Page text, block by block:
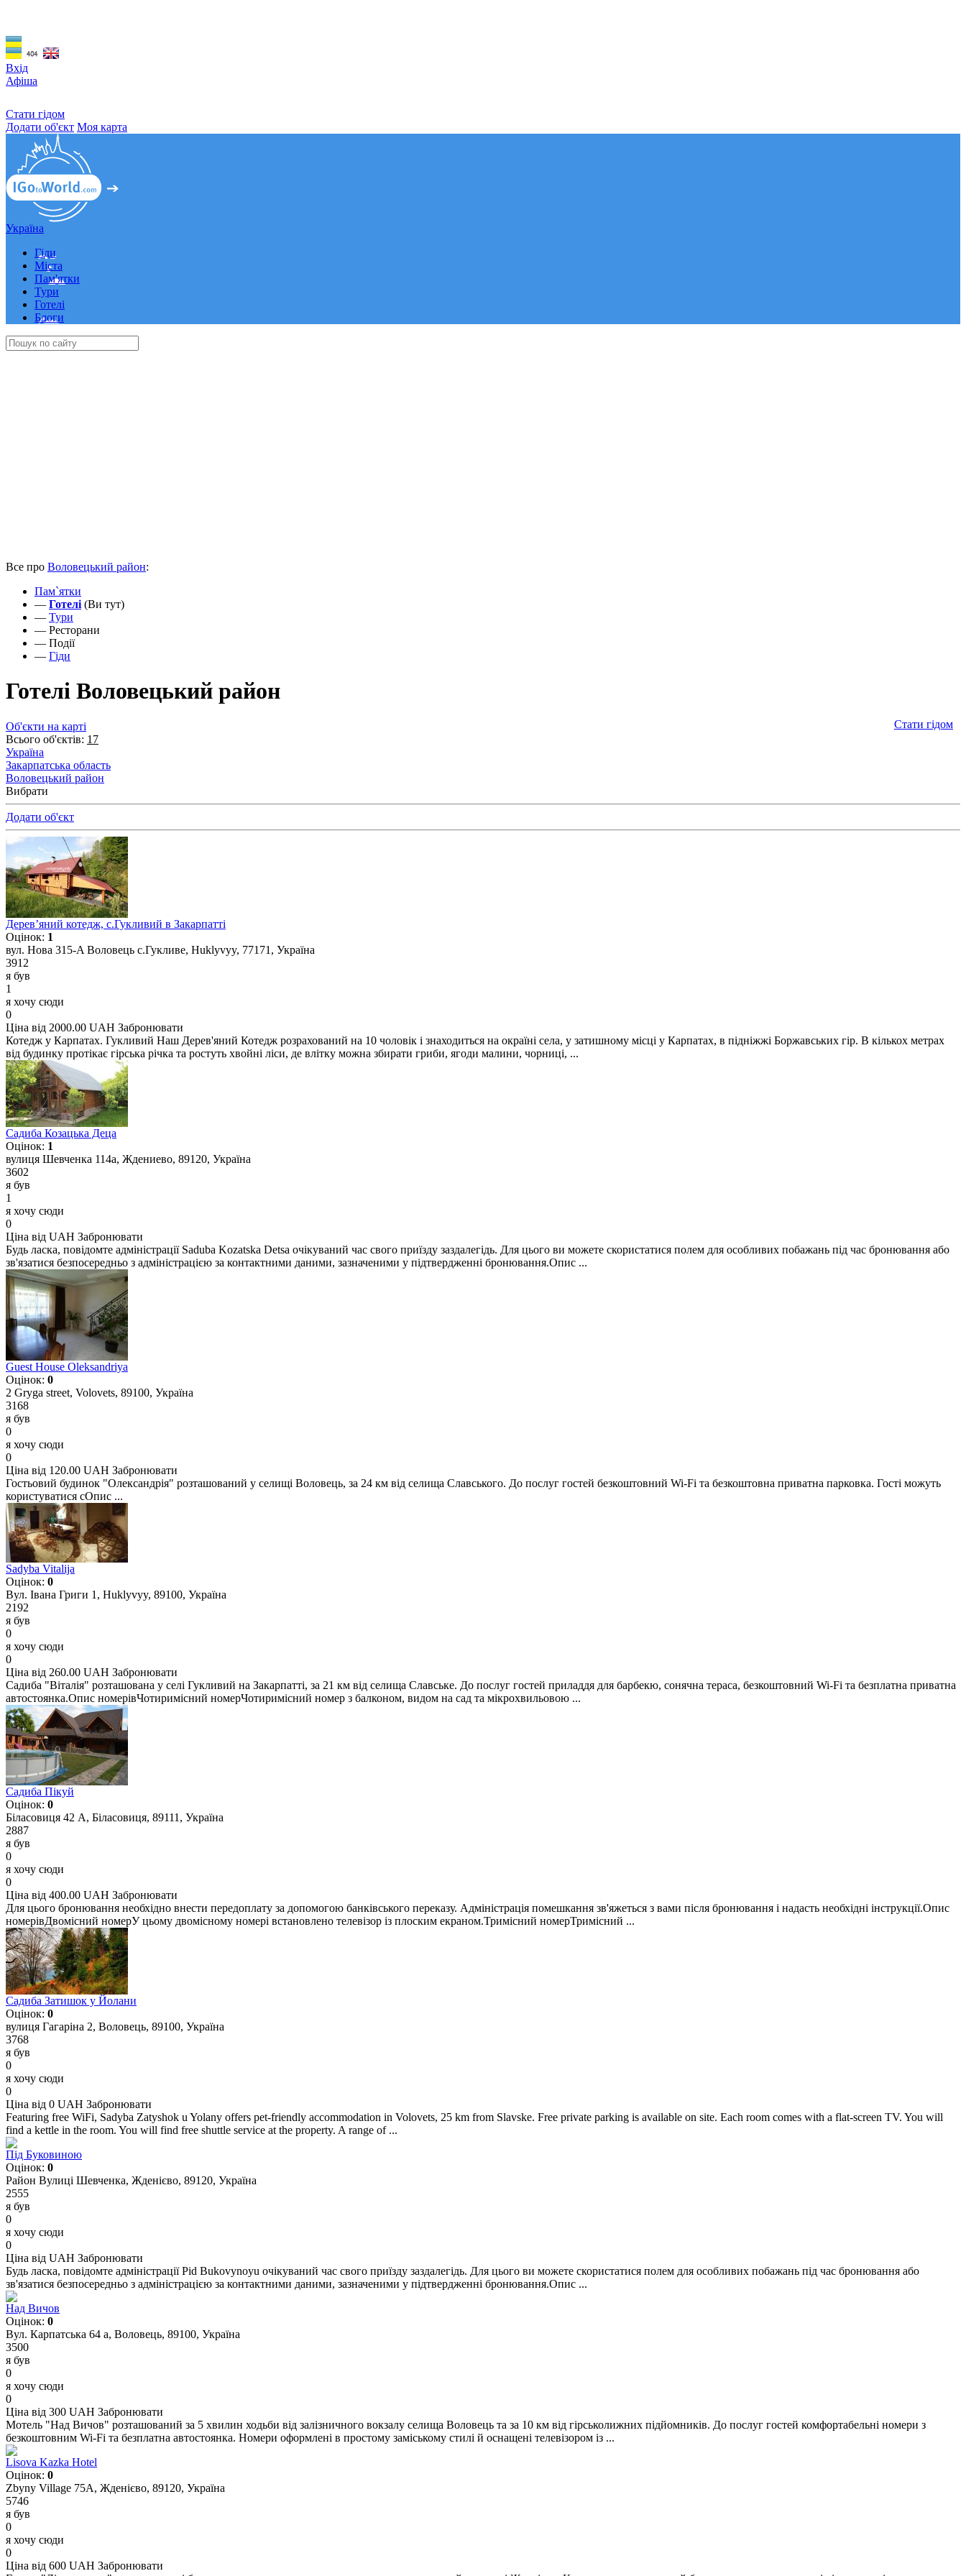
Вхід
Афіша
Стати гідом
Додати об'єкт Моя карта
Україна
Гіди
Міста
Пам'ятки
Тури
Готелі
Блоги
Все про Воловецький район:
Пам`ятки
— Готелі (Ви тут)
— Тури
— Ресторани
— Події
— Гіди
Готелі Воловецький район
Об'єкти на карті
Стати гідом
Всього об'єктів: 17
Україна
Закарпатська область
Воловецький район
Вибрати
Додати об'єкт
Дерев’яний котедж, с.Гукливий в Закарпатті
Оцінок: 1
вул. Нова 315-A Воловець с.Гукливе, Huklyvyy, 77171, Україна
3912
я був
1
я хочу сюди
0
Ціна від 2000.00 UAH Забронювати
Котедж у Карпатах. Гукливий Наш Дерев'яний Котедж розрахований на 10 чоловік і знаходиться на окраїні села, у затишному місці у Карпатах, в підніжжі Боржавських гір. В кількох метрах
від будинку протікає гірська річка та ростуть хвойні ліси, де влітку можна збирати гриби, ягоди малини, чорниці, ...
Садиба Козацька Деца
Оцінок: 1
вулиця Шевченка 114а, Ждениево, 89120, Україна
3602
я був
1
я хочу сюди
0
Ціна від UAH Забронювати
Будь ласка, повідомте адміністрації Saduba Kozatska Detsa очікуваний час свого приїзду заздалегідь. Для цього ви можете скористатися полем для особливих побажань під час бронювання або
зв'язатися безпосередньо з адміністрацією за контактними даними, зазначеними у підтвердженні бронювання.Опис ...
Guest House Oleksandriya
Оцінок: 0
2 Gryga street, Volovets, 89100, Україна
3168
я був
0
я хочу сюди
0
Ціна від 120.00 UAH Забронювати
Гостьовий будинок "Олександрія" розташований у селищі Воловець, за 24 км від селища Славського. До послуг гостей безкоштовний Wi-Fi та безкоштовна приватна парковка. Гості можуть
користуватися сОпис ...
Sadyba Vitalija
Оцінок: 0
Вул. Івана Григи 1, Huklyvyy, 89100, Україна
2192
я був
0
я хочу сюди
0
Ціна від 260.00 UAH Забронювати
Садиба "Віталія" розташована у селі Гукливий на Закарпатті, за 21 км від селища Славське. До послуг гостей приладдя для барбекю, сонячна тераса, безкоштовний Wi-Fi та безплатна приватна
автостоянка.Опис номерівЧотиримісний номерЧотиримісний номер з балконом, видом на сад та мікрохвильовою ...
Садиба Пікуй
Оцінок: 0
Біласовиця 42 А, Біласовиця, 89111, Україна
2887
я був
0
я хочу сюди
0
Ціна від 400.00 UAH Забронювати
Для цього бронювання необхідно внести передоплату за допомогою банківського переказу. Адміністрація помешкання зв'яжеться з вами після бронювання і надасть необхідні інструкції.Опис
номерівДвомісний номерУ цьому двомісному номері встановлено телевізор із плоским екраном.Тримісний номерТримісний ...
Садиба Затишок у Йолани
Оцінок: 0
вулиця Гагаріна 2, Воловець, 89100, Україна
3768
я був
0
я хочу сюди
0
Ціна від 0 UAH Забронювати
Featuring free WiFi, Sadyba Zatyshok u Yolany offers pet-friendly accommodation in Volovets, 25 km from Slavske. Free private parking is available on site. Each room comes with a flat-screen TV. You will
find a kettle in the room. You will find free shuttle service at the property. A range of ...
Під Буковиною
Оцінок: 0
Район Вулиці Шевченка, Жденієво, 89120, Україна
2555
я був
0
я хочу сюди
0
Ціна від UAH Забронювати
Будь ласка, повідомте адміністрації Pid Bukovynoyu очікуваний час свого приїзду заздалегідь. Для цього ви можете скористатися полем для особливих побажань під час бронювання або
зв'язатися безпосередньо з адміністрацією за контактними даними, зазначеними у підтвердженні бронювання.Опис ...
Над Вичов
Оцінок: 0
Вул. Карпатська 64 а, Воловець, 89100, Україна
3500
я був
0
я хочу сюди
0
Ціна від 300 UAH Забронювати
Мотель "Над Вичов" розташований за 5 хвилин ходьби від залізничного вокзалу селища Воловець та за 10 км від гірськолижних підйомників. До послуг гостей комфортабельні номери з
безкоштовним Wi-Fi та безплатна автостоянка. Номери оформлені в простому заміському стилі й оснащені телевізором із ...
Lisova Kazka Hotel
Оцінок: 0
Zbyny Village 75A, Жденієво, 89120, Україна
5746
я був
0
я хочу сюди
0
Ціна від 600 UAH Забронювати